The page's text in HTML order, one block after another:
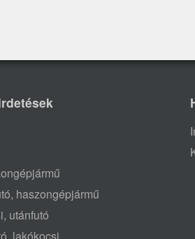
haszongépjármű
utánfutó
lakókocsi